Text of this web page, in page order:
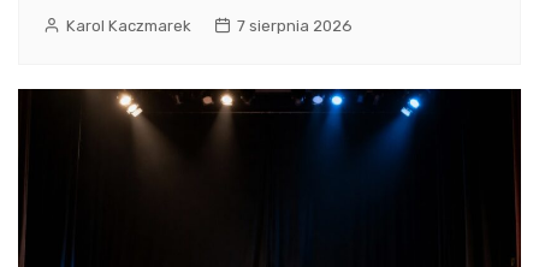
Karol Kaczmarek 7 sierpnia 2026